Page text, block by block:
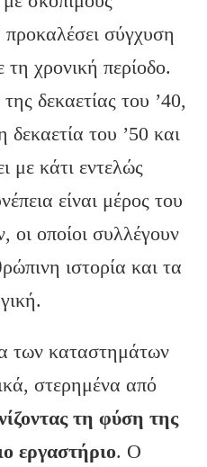
σύγχυση
χρονική περίοδο.
δεκαετίας του ’40,
δεκαετία του ’50 και
με κάτι εντελώς
είναι μέρος του
οι οποίοι συλλέγουν
ιστορία και τα
των καταστημάτων
στερημένα από
τη φύση της
εργαστήριο. Ο